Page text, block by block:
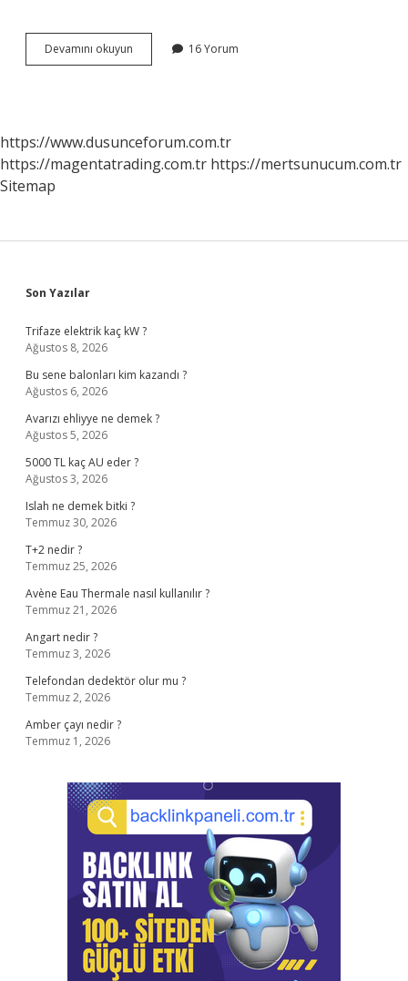
Devamını okuyun
dikeni
16 Yorum
https://www.dusunceforum.com.tr
https://magentatrading.com.tr https://mertsunucum.com.tr
Sitemap
Sidebar
Son Yazılar
Trifaze elektrik kaç kW ?
Ağustos 8, 2026
Bu sene balonları kim kazandı ?
Ağustos 6, 2026
Avarızı ehliyye ne demek ?
Ağustos 5, 2026
5000 TL kaç AU eder ?
Ağustos 3, 2026
Islah ne demek bitki ?
Temmuz 30, 2026
T+2 nedir ?
Temmuz 25, 2026
Avène Eau Thermale nasıl kullanılır ?
Temmuz 21, 2026
Angart nedir ?
Temmuz 3, 2026
Telefondan dedektör olur mu ?
Temmuz 2, 2026
Amber çayı nedir ?
Temmuz 1, 2026